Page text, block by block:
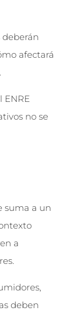
deberán
afectará
ENRE
no se
suma a un
a
deben